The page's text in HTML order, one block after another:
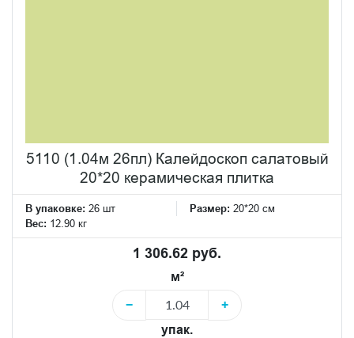
5110 (1.04м 26пл) Калейдоскоп салатовый
20*20 керамическая плитка
В упаковке: 26 шт Размер: 20*20 см
Вес: 12.90 кг
1 306.62 руб.
м²
−
+
упак.